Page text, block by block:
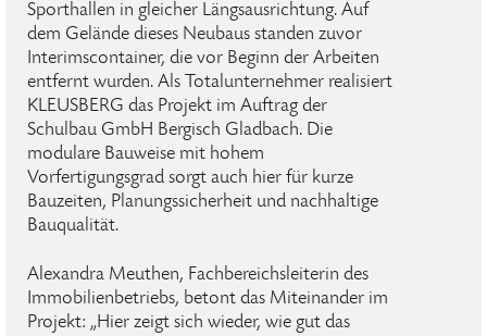
Sporthallen in gleicher Längsausrichtung. Auf
dem Gelände dieses Neubaus standen zuvor
Interimscontainer, die vor Beginn der Arbeiten
entfernt wurden. Als Totalunternehmer realisiert
KLEUSBERG das Projekt im Auftrag der
Schulbau GmbH Bergisch Gladbach. Die
modulare Bauweise mit hohem
Vorfertigungsgrad sorgt auch hier für kurze
Bauzeiten, Planungssicherheit und nachhaltige
Bauqualität.
Alexandra Meuthen, Fachbereichsleiterin des
Immobilienbetriebs, betont das Miteinander im
Projekt: „Hier zeigt sich wieder, wie gut das